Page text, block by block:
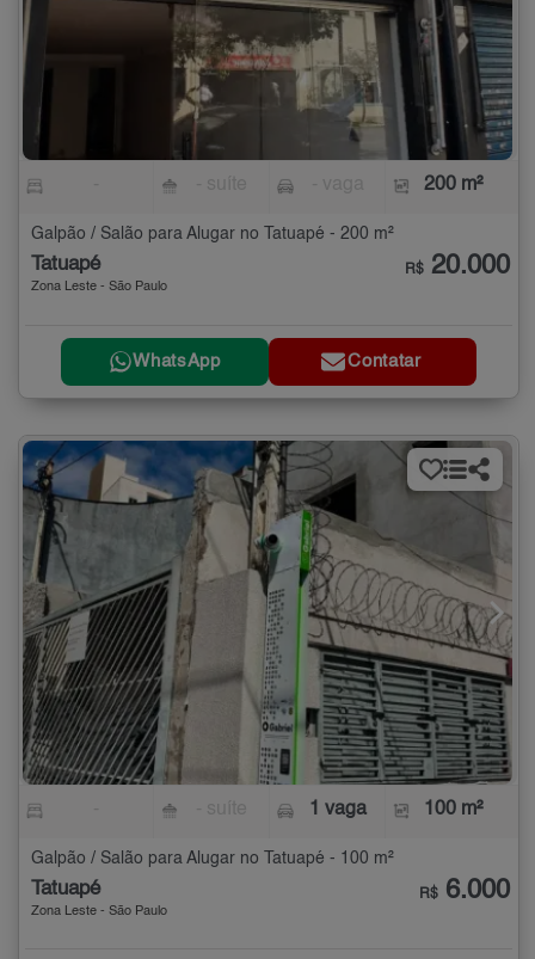
200 m²
Galpão / Salão para Alugar no Tatuapé - 200 m²
Tatuapé
Zona Leste - São Paulo
R$ 20.000
WhatsApp Contatar
1 vaga 100 m²
Galpão / Salão para Alugar no Tatuapé - 100 m²
Tatuapé
Zona Leste - São Paulo
R$ 6.000